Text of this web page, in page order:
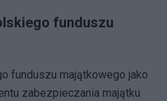
funduszu
funduszu majątkowego jako
zabezpieczania majątku